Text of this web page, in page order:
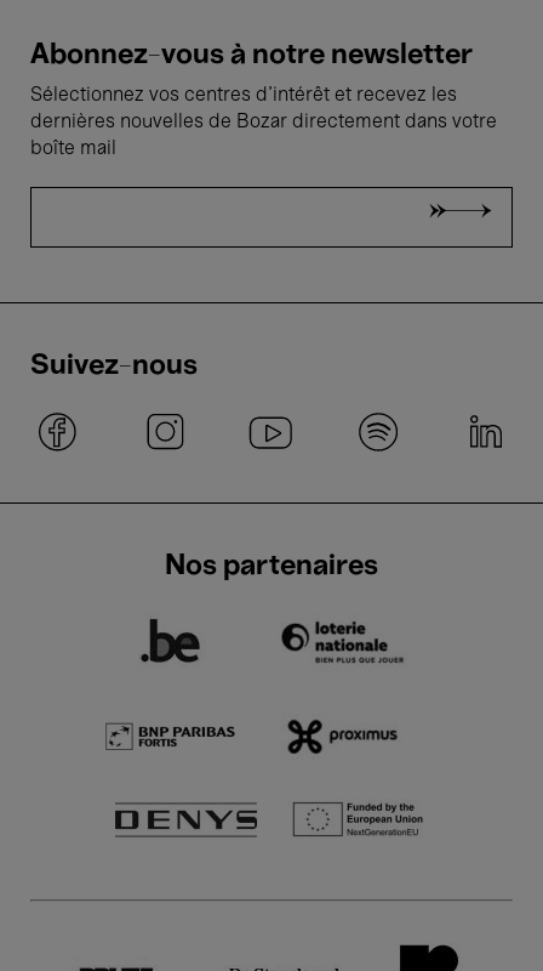
Abonnez-vous à notre newsletter
Sélectionnez vos centres d'intérêt et recevez les
dernières nouvelles de Bozar directement dans votre
boîte mail
Suivez-nous
Nos partenaires